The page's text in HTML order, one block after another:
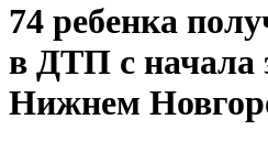
74 ребенка
в ДТП с начала
Нижнем